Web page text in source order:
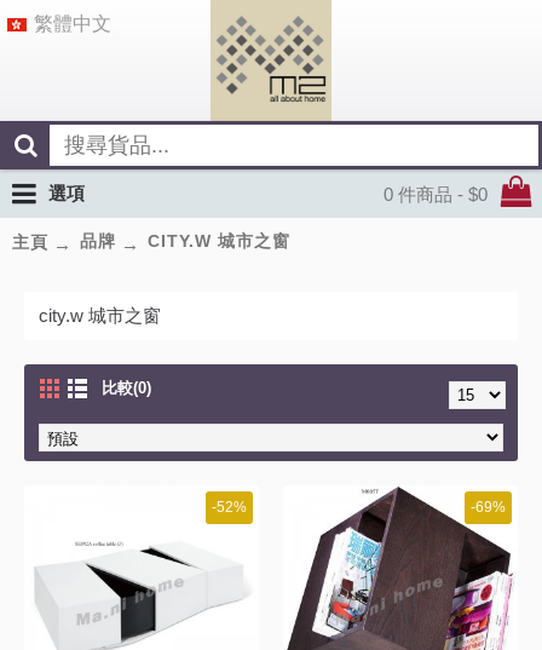
繁體中文
0 件商品 - $0
選項
主頁 品牌 CITY.W 城市之窗
city.w 城市之窗
比較(0)
-52% -69%